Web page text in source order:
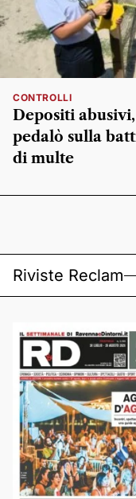
CONTROLLI
Depositi
pedalò sulla
di multe
Riviste Reclam